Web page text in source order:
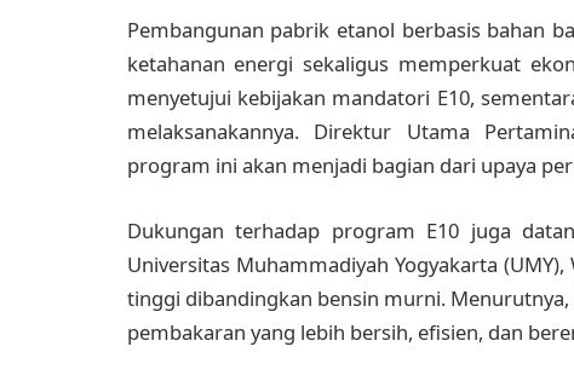
Pembangunan pabrik etanol berbasis bahan
ketahanan energi sekaligus memperkuat
menyetujui kebijakan mandatori E10,
melaksanakannya. Direktur Utama
program ini akan menjadi bagian dari upaya
Dukungan terhadap program E10 juga
Universitas Muhammadiyah Yogyakarta
tinggi dibandingkan bensin murni.
pembakaran yang lebih bersih, efisien, dan